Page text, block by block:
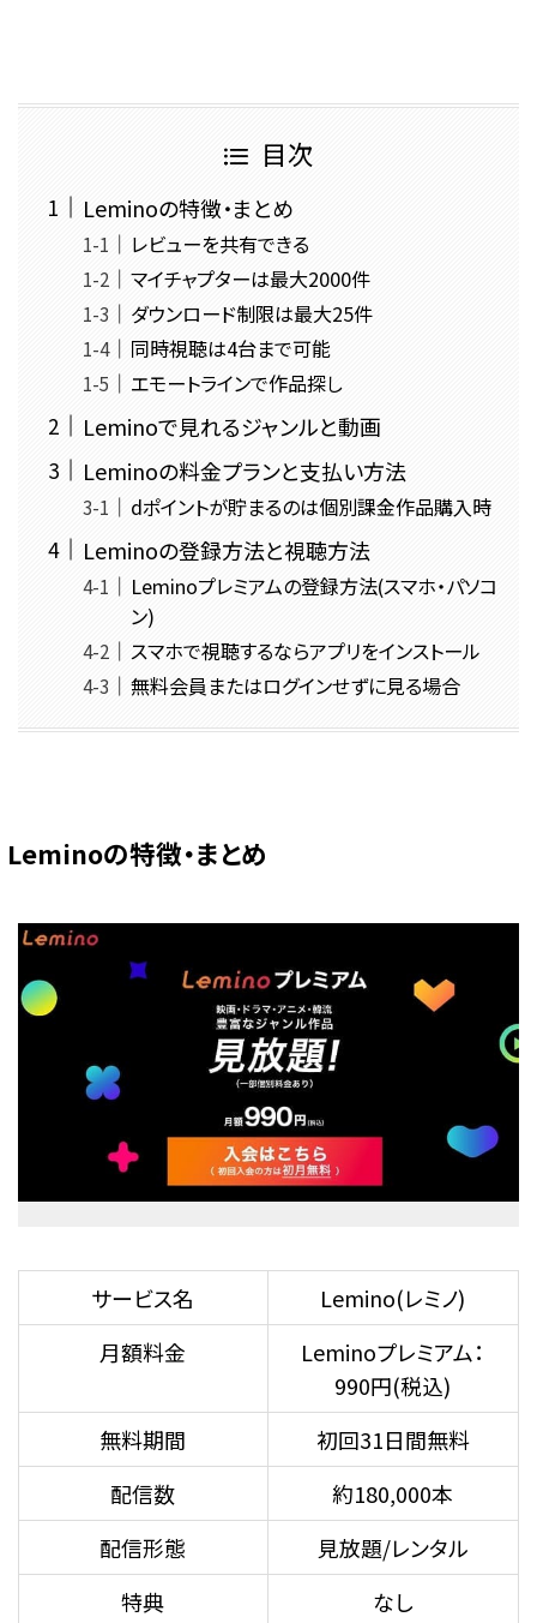
目次
Leminoの特徴・まとめ
レビューを共有できる
マイチャプターは最大2000件
ダウンロード制限は最大25件
同時視聴は4台まで可能
エモートラインで作品探し
Leminoで見れるジャンルと動画
Leminoの料金プランと支払い方法
dポイントが貯まるのは個別課金作品購入時
Leminoの登録方法と視聴方法
Leminoプレミアムの登録方法(スマホ・パソコ
ン)
スマホで視聴するならアプリをインストール
無料会員またはログインせずに見る場合
Leminoの特徴・まとめ
サービス名
Lemino(レミノ)
月額料金
Leminoプレミアム：
990円(税込)
無料期間
初回31日間無料
配信数
約180,000本
配信形態
見放題/レンタル
特典
なし